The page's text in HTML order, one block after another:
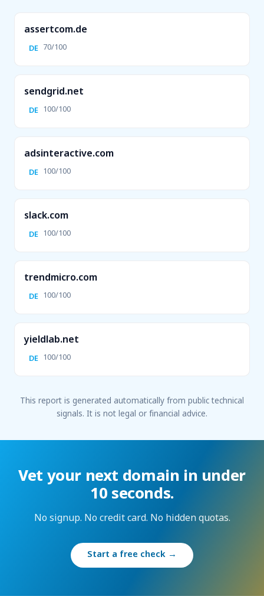
assertcom.de
DE 70/100
sendgrid.net
DE 100/100
adsinteractive.com
DE 100/100
slack.com
DE 100/100
trendmicro.com
DE 100/100
yieldlab.net
DE 100/100
This report is generated automatically from public technical
signals. It is not legal or financial advice.
Vet your next domain in under
10 seconds.
No signup. No credit card. No hidden quotas.
Start a free check →